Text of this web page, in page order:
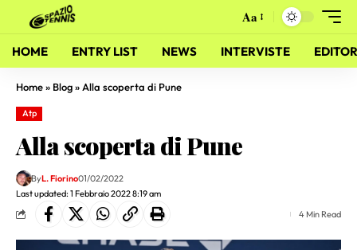
Aa
HOME ENTRY LIST NEWS INTERVISTE
Home» Blog» Alla scoperta di Pune
Atp
Alla scoperta di Pune
Last updated: 1 Febbraio 2022 8:19 am
ByL. Fiorino01/02/2022
4 Min Read